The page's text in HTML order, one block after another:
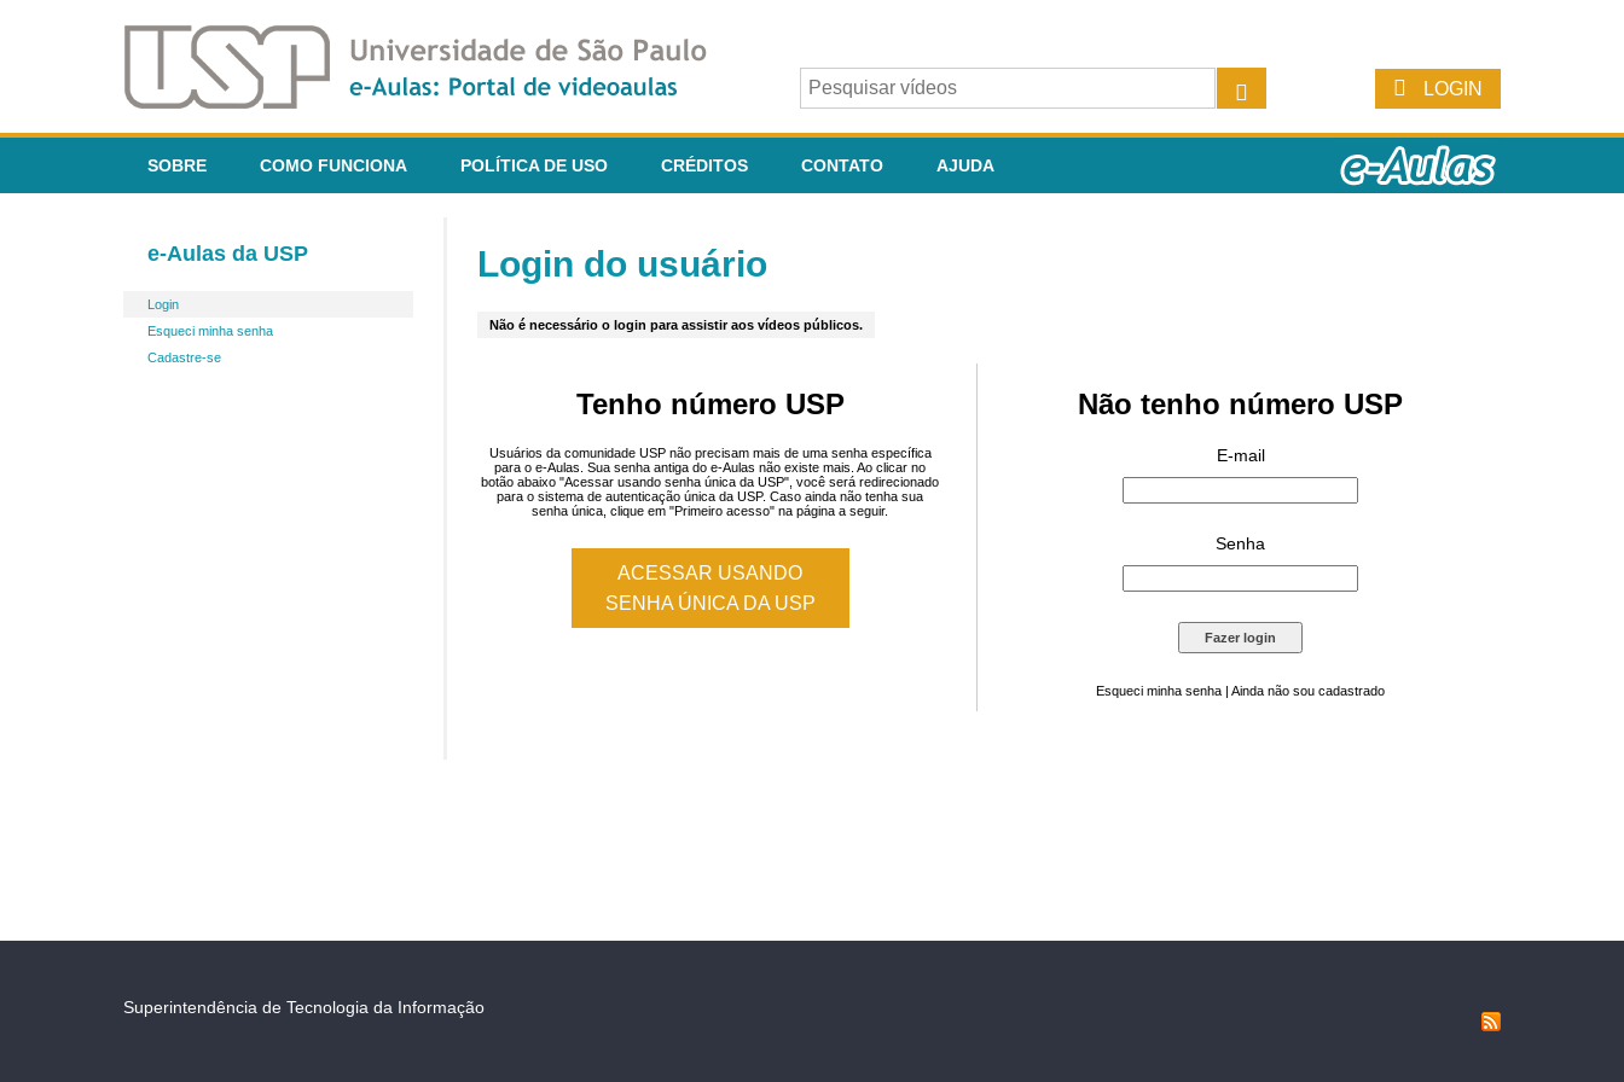
LOGIN
SOBRE COMO FUNCIONA POLÍTICA DE USO CRÉDITOS CONTATO AJUDA
e-Aulas da USP
Login
Esqueci minha senha
Cadastre-se
Login do usuário
Não é necessário o login para assistir aos vídeos públicos.
Tenho número USP
Usuários da comunidade USP não precisam mais de uma senha específica
para o e-Aulas. Sua senha antiga do e-Aulas não existe mais. Ao clicar no
botão abaixo "Acessar usando senha única da USP", você será redirecionado
para o sistema de autenticação única da USP. Caso ainda não tenha sua
senha única, clique em "Primeiro acesso" na página a seguir.
ACESSAR USANDO
SENHA ÚNICA DA USP
Não tenho número USP
E-mail
Senha
Esqueci minha senha | Ainda não sou cadastrado
Superintendência de Tecnologia da Informação